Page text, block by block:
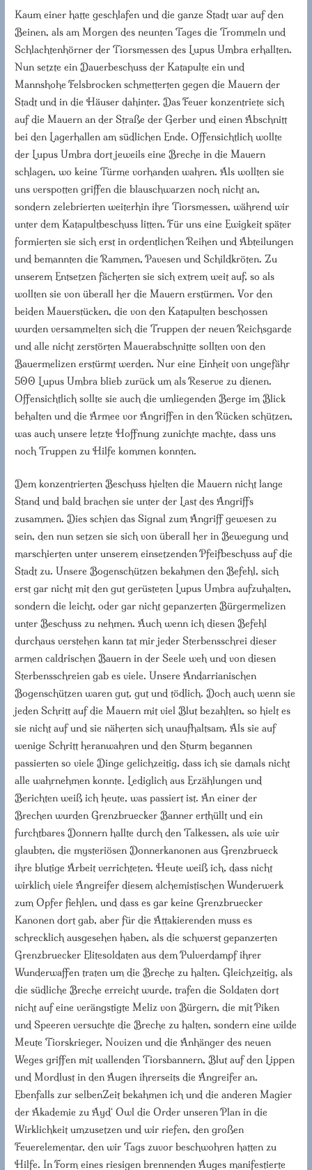
Kaum einer hatte geschlafen und die ganze Stadt war auf den
Beinen, als am Morgen des neunten Tages die Trommeln und
Schlachtenhörner der Tiorsmessen des Lupus Umbra erhallten.
Nun setzte ein Dauerbeschuss der Katapulte ein und
Mannshohe Felsbrocken schmetterten gegen die Mauern der
Stadt und in die Häuser dahinter. Das Feuer konzentriete sich
auf die Mauern an der Straße der Gerber und einen Abschnitt
bei den Lagerhallen am südlichen Ende. Offensichtlich wollte
der Lupus Umbra dort jeweils eine Breche in die Mauern
schlagen, wo keine Türme vorhanden wahren. Als wollten sie
uns verspotten griffen die blauschwarzen noch nicht an,
sondern zelebrierten weiterhin ihre Tiorsmessen, während wir
unter dem Katapultbeschuss litten. Für uns eine Ewigkeit später
formierten sie sich erst in ordentlichen Reihen und Abteilungen
und bemannten die Rammen, Pavesen und Schildkröten. Zu
unserem Entsetzen fächerten sie sich extrem weit auf, so als
wollten sie von überall her die Mauern erstürmen. Vor den
beiden Mauerstücken, die von den Katapulten beschossen
wurden versammelten sich die Truppen der neuen Reichsgarde
und alle nicht zerstörten Mauerabschnitte sollten von den
Bauermelizen erstürmt werden. Nur eine Einheit von ungefähr
500 Lupus Umbra blieb zurück um als Reserve zu dienen.
Offensichtlich sollte sie auch die umliegenden Berge im Blick
behalten und die Armee vor Angriffen in den Rücken schützen,
was auch unsere letzte Hoffnung zunichte machte, dass uns
noch Truppen zu Hilfe kommen konnten.
Dem konzentrierten Beschuss hielten die Mauern nicht lange
Stand und bald brachen sie unter der Last des Angriffs
zusammen. Dies schien das Signal zum Angriff gewesen zu
sein, den nun setzen sie sich von überall her in Bewegung und
marschierten unter unserem einsetzenden Pfeifbeschuss auf die
Stadt zu. Unsere Bogenschützen bekahmen den Befehl, sich
erst gar nicht mit den gut gerüsteten Lupus Umbra aufzuhalten,
sondern die leicht, oder gar nicht gepanzerten Bürgermelizen
unter Beschuss zu nehmen. Auch wenn ich diesen Befehl
durchaus verstehen kann tat mir jeder Sterbensschrei dieser
armen caldrischen Bauern in der Seele weh und von diesen
Sterbensschreien gab es viele. Unsere Andarrianischen
Bogenschützen waren gut, gut und tödlich. Doch auch wenn sie
jeden Schritt auf die Mauern mit viel Blut bezahlten, so hielt es
sie nicht auf und sie näherten sich unaufhaltsam. Als sie auf
wenige Schritt heranwahren und den Sturm begannen
passierten so viele Dinge gelichzeitig, dass ich sie damals nicht
alle wahrnehmen konnte. Lediglich aus Erzählungen und
Berichten weiß ich heute, was passiert ist. An einer der
Brechen wurden Grenzbruecker Banner erthüllt und ein
furchtbares Donnern hallte durch den Talkessen, als wie wir
glaubten, die mysteriösen Donnerkanonen aus Grenzbrueck
ihre blutige Arbeit verrichteten. Heute weiß ich, dass nicht
wirklich viele Angreifer diesem alchemistischen Wunderwerk
zum Opfer fiehlen, und dass es gar keine Grenzbruecker
Kanonen dort gab, aber für die Attakierenden muss es
schrecklich ausgesehen haben, als die schwerst gepanzerten
Grenzbruecker Elitesoldaten aus dem Pulverdampf ihrer
Wunderwaffen traten um die Breche zu halten. Gleichzeitig, als
die südliche Breche erreicht wurde, trafen die Soldaten dort
nicht auf eine verängstigte Meliz von Bürgern, die mit Piken
und Speeren versuchte die Breche zu halten, sondern eine wilde
Meute Tiorskrieger, Novizen und die Anhänger des neuen
Weges griffen mit wallenden Tiorsbannern, Blut auf den Lippen
und Mordlust in den Augen ihrerseits die Angreifer an.
Ebenfalls zur selbenZeit bekahmen ich und die anderen Magier
der Akademie zu Ayd‘ Owl die Order unseren Plan in die
Wirklichkeit umzusetzen und wir riefen, den großen
Feuerelementar, den wir Tags zuvor beschwohren hatten zu
Hilfe. In Form eines riesigen brennenden Auges manifestierte